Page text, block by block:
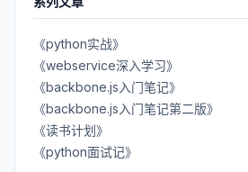
《python实战》
《webservice深入学习》
《backbone.js入门笔记》
《backbone.js入门笔记第二版》
《读书计划》
《python面试记》